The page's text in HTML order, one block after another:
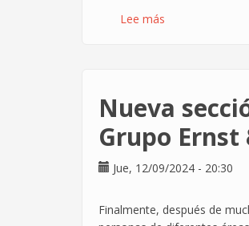
Lee más
por
Palestina
Nueva
Grupo Ernst
Jue, 12/09/2024 - 20:30
Finalmente, después de